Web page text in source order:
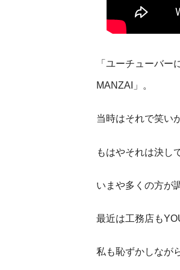
「ユーチューバ
MANZAI」。
当時はそれで笑い
もはやそれは決し
いまや多くの方が
最近は工務店も
私も恥ずかしなが